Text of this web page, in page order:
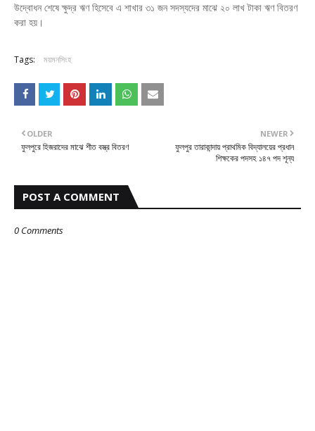
উদ্বোধন শেষে ক্ষুদ্র ঋণ হিসেবে এ শাখার ৩১ জন সদস্যদের মাঝে ২০ লাখ টাকা ঋণ বিতরণ
করা হয়।
Tags: ময়মনসিংহ
NEWER
ফুলপুর তারাকান্দায় প্রাথমিক বিদ্যালয়ের প্রধান
শিক্ষকের পদসহ ১৪৭ পদ শূন্য
OLDER
ফুলপুরে হিজরাদের মাঝে শীত বস্ত্র বিতরণ
POST A COMMENT
0 Comments